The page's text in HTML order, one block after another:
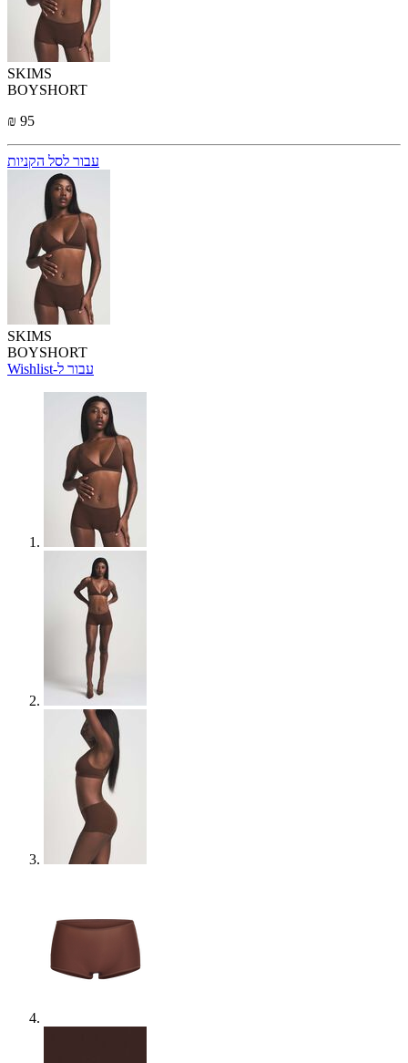
SKIMS
BOYSHORT
₪ 95
עבור לסל הקניות
SKIMS
BOYSHORT
Wishlist-עבור ל